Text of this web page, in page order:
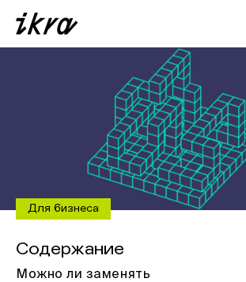
Познакомиться с ИКРОЙ
Статьи
Кейсы
О нас
Для бизнеса
Содержание
Можно ли заменять